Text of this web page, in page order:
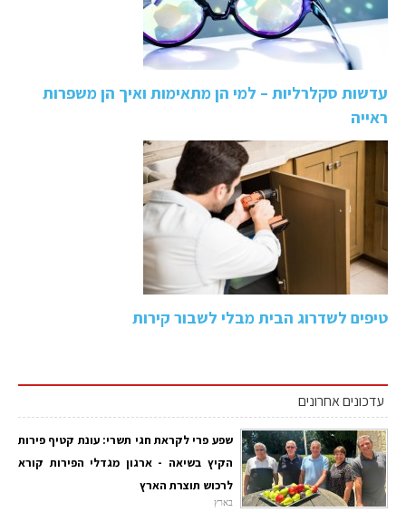
עדשות סקלרליות – למי הן מתאימות ואיך הן משפרות
ראייה
טיפים לשדרוג הבית מבלי לשבור קירות
עדכונים אחרונים
שפע פרי לקראת חגי תשרי: עונת קטיף פירות
הקיץ בשיאה - ארגון מגדלי הפירות קורא
לרכוש תוצרת הארץ
בארץ